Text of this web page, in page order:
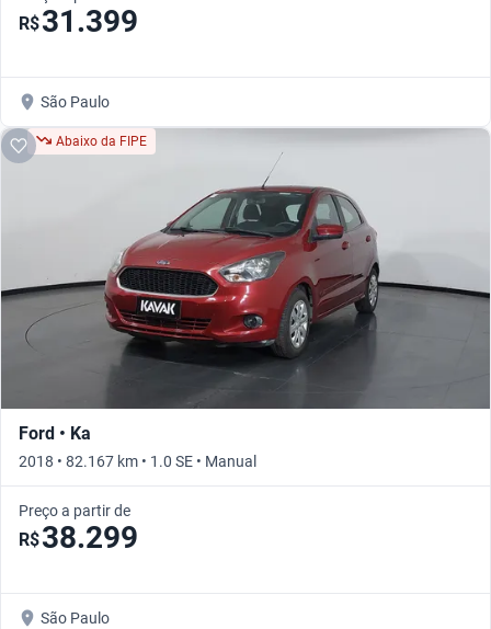
R$31.399
São Paulo
Abaixo da FIPE
Ford • Ka
2018 • 82.167 km • 1.0 SE • Manual
Preço a partir de
R$38.299
São Paulo